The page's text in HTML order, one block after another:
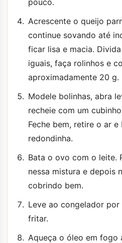
Acrescente o queijo
continue sovando até
ficar lisa e macia.
iguais, faça rolinhos e
aproximadamente 20 g.
Modele bolinhas, abra
recheie com um
Feche bem, retire o ar
redondinha.
Bata o ovo com o leite.
nessa mistura e depois
cobrindo bem.
Leve ao congelador
fritar.
Aqueça o óleo em fogo